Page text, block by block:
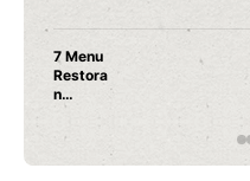
7 Menu
Restora
n
Jepang
yang
Dicoba,